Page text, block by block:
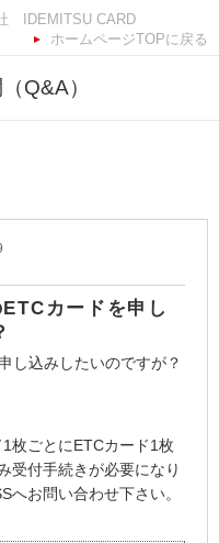
ホームページTOPに戻る
Q&A）
カードを申し
し込みしたいのですが？
枚ごとにETCカード1枚
受付手続きが必要になり
へお問い合わせ下さい。